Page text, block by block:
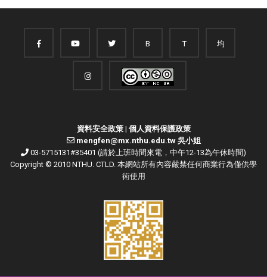
B T 均
資料安全政策| 個人資料保護政策
mengfen@mx.nthu.edu.tw 吳小姐
03-5715131#35401 (請於上班時間來電，中午12-13為午休時間)
Copyright © 2010 NTHU. CTLD. 本網站所有內容嚴禁任何商業行為僅供學
術使用